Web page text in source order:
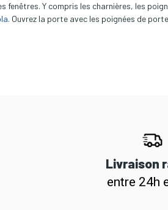
fenêtres. Y compris les charnières, les
. Ouvrez la porte avec les poignées de
Livraison
entre 24h